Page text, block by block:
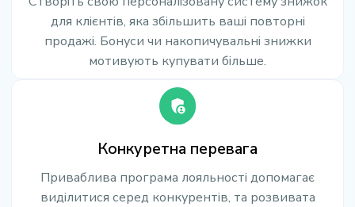
для клієнтів, яка збільшить ваші повторні
продажі. Бонуси чи накопичувальні знижки
мотивують купувати більше.
Конкуретна перевага
Приваблива програма лояльності допомагає
виділитися серед конкурентів, та розвивата